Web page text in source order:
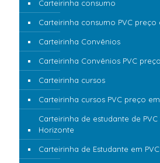
Carteirinha consumo
Carteirinha consumo PVC preço
Carteirinha Convênios
Carteirinha Convênios PVC
Carteirinha cursos
Carteirinha cursos PVC preço
Carteirinha de estudante de
Horizonte
Carteirinha de Estudante em PVC